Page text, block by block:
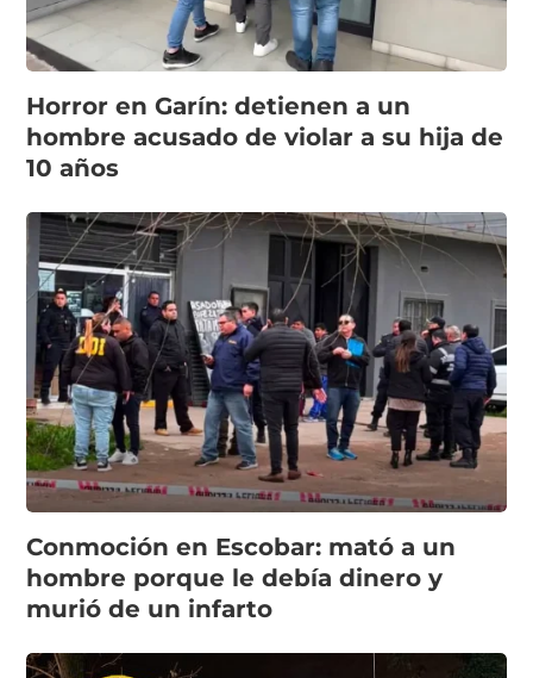
Horror en Garín: detienen a un
hombre acusado de violar a su hija de
10 años
Conmoción en Escobar: mató a un
hombre porque le debía dinero y
murió de un infarto